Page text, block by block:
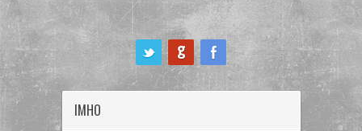
IMHO